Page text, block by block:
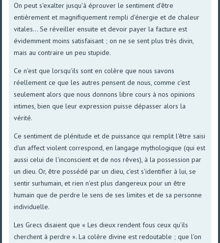
On peut s'exalter jusqu'à éprouver le sentiment d'être
entièrement et magnifiquement rempli d'énergie et de chaleur
vitales... Se réveiller ensuite et devoir payer la facture est
évidemment moins satisfaisant ; on ne se sent plus très divin,
mais au contraire un peu stupide.
Ce n'est que lorsqu'ils sont en colère que nous savons
réellement ce que les autres pensent de nous, comme c'est
seulement alors que nous donnons libre cours à nos opinions
intimes, bien que leur expression puisse dépasser alors la
vérité.
Ce sentiment de plénitude et de puissance qui remplit l'être saisi
d'un affect violent correspond, en langage mythologique (qui est
aussi celui de l'inconscient et de nos rêves), à la possession par
un dieu. Or, être possédé par un dieu, c'est s'identifier à lui, se
sentir surhumain, et rien n'est plus dangereux pour un être
humain que de perdre le sens de ses limites et de sa personne
individuelle.
Les Grecs disaient que « Les dieux rendent fous ceux qu'ils
cherchent à perdre ». La colère divine est redoutable ; que l'on